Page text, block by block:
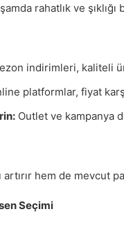
rahatlık ve
indirimleri, kaliteli
platformlar, fiyat
Outlet ve kampanya
artırır hem de
Seçimi